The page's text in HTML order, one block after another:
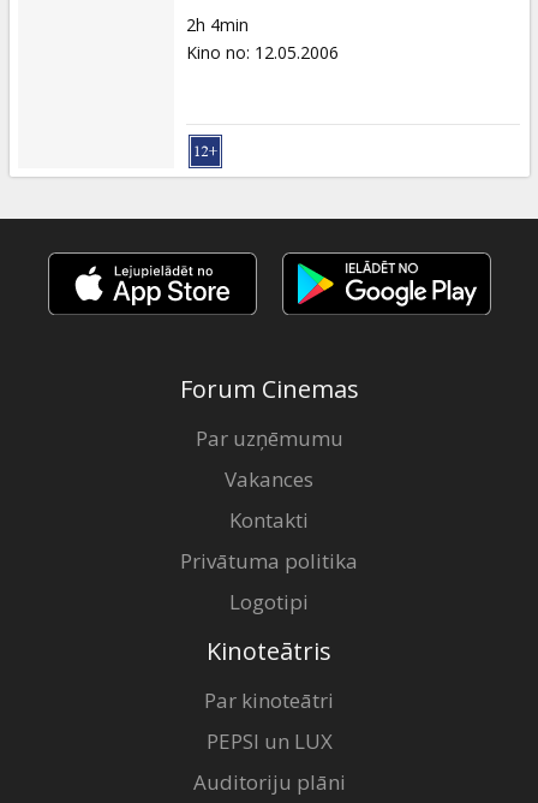
2h 4min
Kino no: 12.05.2006
Forum Cinemas
Par uzņēmumu
Vakances
Kontakti
Privātuma politika
Logotipi
Kinoteātris
Par kinoteātri
PEPSI un LUX
Auditoriju plāni